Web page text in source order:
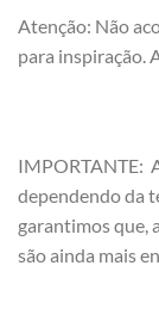
Atenção: Não
para inspiração.
IMPORTANTE:
dependendo da
garantimos que,
são ainda mais